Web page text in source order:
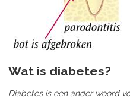
Wat is diabetes?
Diabetes is een ander woord